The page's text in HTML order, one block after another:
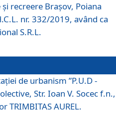
recreere Brașov, Poiana
nr. 332/2019, având ca
S.R.L.
de urbanism ”P.U.D -
Str. Ioan V. Socec f.n.,
TRIMBITAS AUREL.